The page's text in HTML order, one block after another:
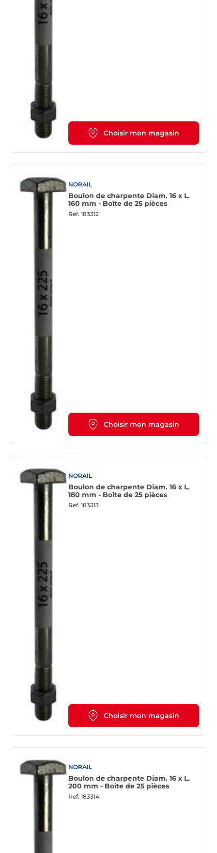
Choisir mon magasin
NORAIL
Boulon de charpente Diam. 16 x L.
160 mm - Boîte de 25 pièces
Ref. 183312
Choisir mon magasin
NORAIL
Boulon de charpente Diam. 16 x L.
180 mm - Boîte de 25 pièces
Ref. 183313
Choisir mon magasin
NORAIL
Boulon de charpente Diam. 16 x L.
200 mm - Boîte de 25 pièces
Ref. 183314